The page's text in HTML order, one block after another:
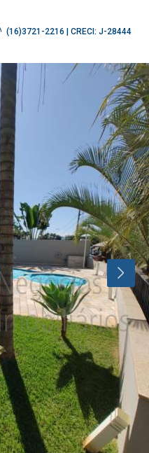
(16)3721-2216 | CRECI: J-28444